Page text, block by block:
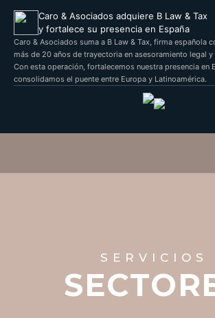
Caro & Asociados adquiere B Law & Tax
y fortalece su presencia en España
Caro & Asociados suma a B Law & Tax, firma española
más de 20 años de trayectoria en asesoramiento legal
Con esta operación, fortalecemos nuestra presencia en
consolidamos el puente entre Europa y Latinoamérica.
SERVICIOS